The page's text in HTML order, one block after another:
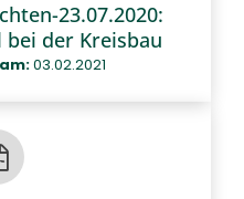
23.07.2020:
der Kreisbau
03.02.2021